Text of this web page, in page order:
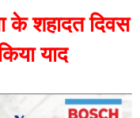
के शहादत दिवस
याद